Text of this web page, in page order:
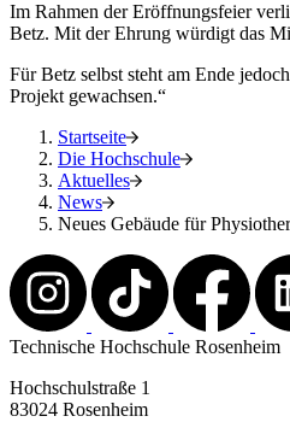
Im Rahmen der Eröffnungsfeier
Betz. Mit der Ehrung würdigt das
Für Betz selbst steht am Ende
Projekt gewachsen.“
Startseite
Die Hochschule
Aktuelles
News
Neues Gebäude für
Technische Hochschule Rosenheim
Hochschulstraße 1
83024 Rosenheim